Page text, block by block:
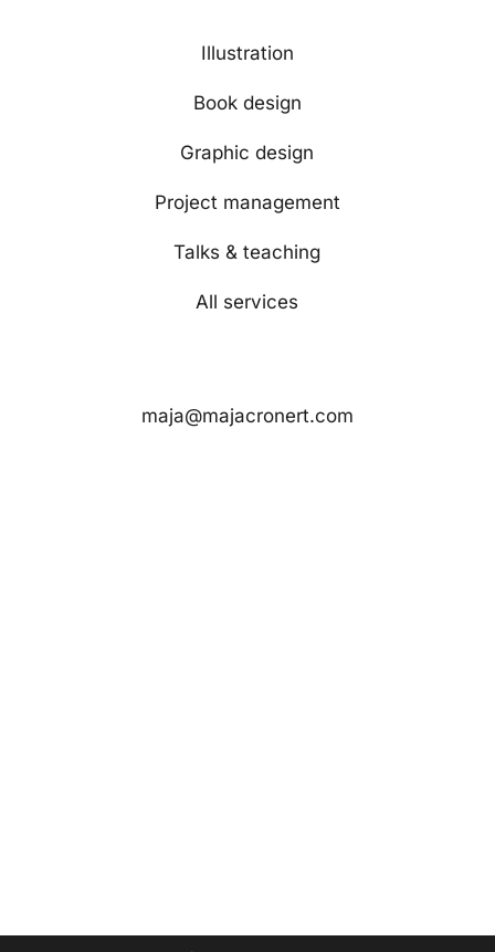
Illustration
Book design
Graphic design
Project management
Talks & teaching
All services
maja@majacronert.com